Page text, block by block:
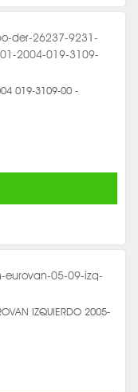
019-3109-00 -
IZQUIERDO 2005-